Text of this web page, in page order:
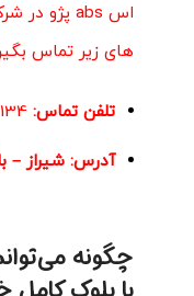
اس abs پژو در
های زیر تماس
تلفن تماس:
آدرس: شیراز –